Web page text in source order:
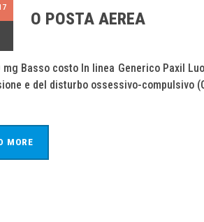
O POSTA AEREA
mg Basso costo In linea Generico Paxil
e del disturbo ossessivo-compulsivo
MORE